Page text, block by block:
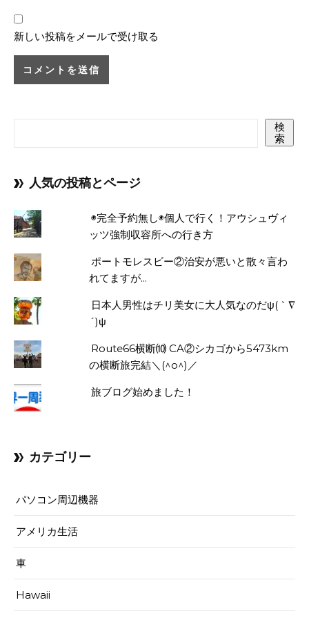
新しい投稿をメールで受け取る
検
索
人気の投稿とページ
◉完全予約無し◉個人で行く！アウシュヴィ
ッツ強制収容所への行き方
ポートモレスビー②治安が悪いと散々言わ
れてますが...
日本人男性はチリ美女に大人気なのだψ(｀∇
´)ψ
Route66横断⑽ CA②シカゴから5473km
の横断旅完結＼(^o^)／
旅ブログ始めました！
カテゴリー
パソコン周辺機器
アメリカ生活
車
Hawaii